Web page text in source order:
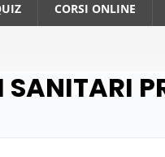
CORSI ONLINE
SANITARI